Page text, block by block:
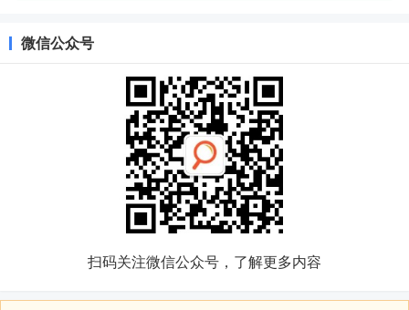
微信公众号
扫码关注微信公众号，了解更多内容